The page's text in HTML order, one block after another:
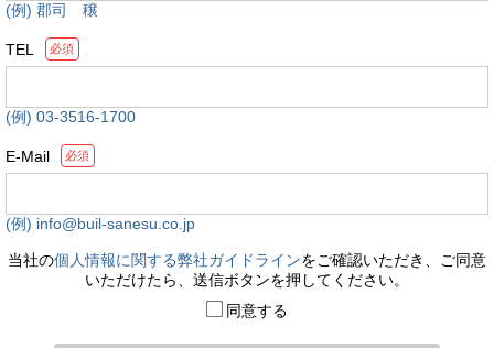
(例) 郡司 穣
TEL 必須
(例) 03-3516-1700
E-Mail 必須
(例) info@buil-sanesu.co.jp
当社の個人情報に関する弊社ガイドラインをご確認いただき、ご同意
いただけたら、送信ボタンを押してください。
同意する